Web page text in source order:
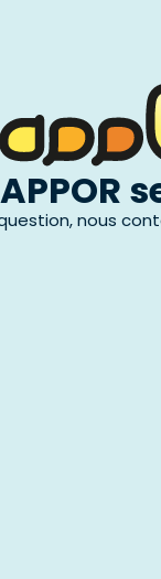
nous